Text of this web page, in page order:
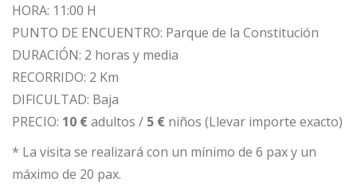
HORA: 11:00 H
PUNTO DE ENCUENTRO: Parque de la Constitución
DURACIÓN: 2 horas y media
RECORRIDO: 2 Km
DIFICULTAD: Baja
PRECIO: 10 €adultos / 5 € niños (Llevar importe exacto)
* La visita se realizará con un mínimo de 6 pax y un
máximo de 20 pax.